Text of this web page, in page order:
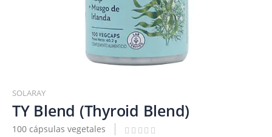
al
comienzo
de
la
SOLARAY
TY Blend (Thyroid Blend)
100 cápsulas vegetales